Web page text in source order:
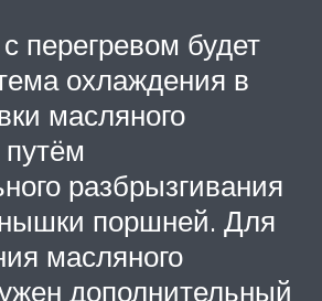
перегревом будет
охлаждения в
масляного
разбрызгивания
поршней. Для
масляного
дополнительный